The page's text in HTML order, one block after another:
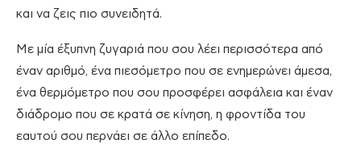
και να ζεις πιο συνειδητά.
Με μία έξυπνη ζυγαριά που σου λέει περισσότερα από
έναν αριθμό, ένα πιεσόμετρο που σε ενημερώνει άμεσα,
ένα θερμόμετρο που σου προσφέρει ασφάλεια και έναν
διάδρομο που σε κρατά σε κίνηση, η φροντίδα του
εαυτού σου περνάει σε άλλο επίπεδο.